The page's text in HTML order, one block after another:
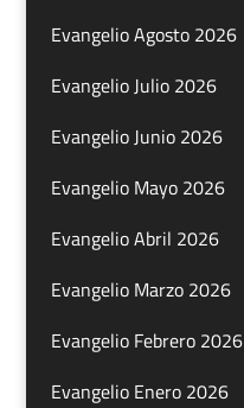
Evangelio Agosto 2026
Evangelio Julio 2026
Evangelio Junio 2026
Evangelio Mayo 2026
Evangelio Abril 2026
Evangelio Marzo 2026
Evangelio Febrero 2026
Evangelio Enero 2026